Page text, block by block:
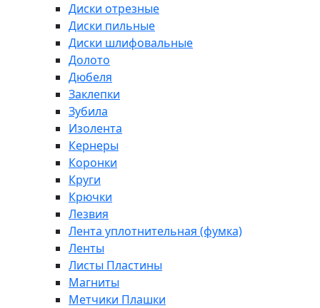
Диски отрезные
Диски пильные
Диски шлифовальные
Долото
Дюбеля
Заклепки
Зубила
Изолента
Кернеры
Коронки
Круги
Крючки
Лезвия
Лента уплотнительная (фумка)
Ленты
Листы Пластины
Магниты
Метчики Плашки